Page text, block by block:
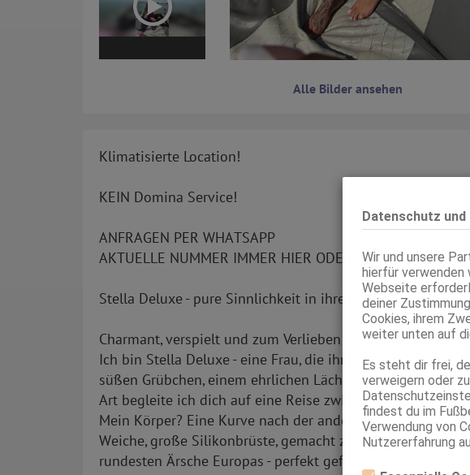
Datenschutz
Wir und unsere
hierfür verwenden
Webseite
deiner
Cookies, ihrem
weiter unten auf
Es steht dir frei,
verweigern oder
findest du im
Verwendung von
Nutzererfahrung
Alle Bilder ansehen
Klimatisierte Location!
KEIN Domina Service!
ANFRAGEN PER WHATSAPP
AKTUELLE NUMMER IMMER HIER ODER AUF MEINER
Stella Deluxe - pure Sinnlichkeit in ihrer weichsten Form
Charmant, verspielt und zum Verlieben echt:
Ich bin Stella Deluxe - eine Frau, die ihre Reize kennt und
süßen Grübchen, einem ehrlichen Lächeln und einer
Art begleite ich dich auf eine Reise zwischen Zärtlichkeit
Mein Körper? Eine Kurve nach der anderen:
Weiche, große Silikonbrüste, gemacht zum Versinken und
rundesten Ärsche Europas - perfekt geformt durch mehrere